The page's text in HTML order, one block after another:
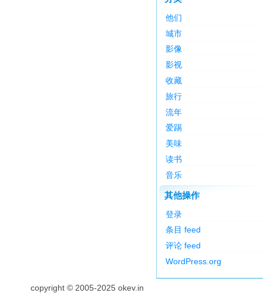
他们
城市
影像
影视
收藏
旅行
流年
爱踢
美味
读书
音乐
其他操作
登录
条目 feed
评论 feed
WordPress.org
copyright © 2005-2025 okev.in